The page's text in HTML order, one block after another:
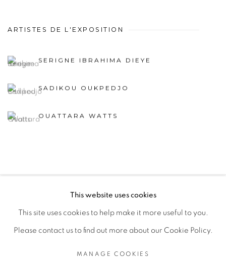
ARTISTES DE L'EXPOSITION
SERIGNE IBRAHIMA DIEYE
SADIKOU OUKPEDJO
OUATTARA WATTS
MANAGE COOKIES
COPYRIGHT © 2026 GALERIE CÉCILE FAKHOURY
SITE BY ARTLOGIC
This website uses cookies
This site uses cookies to help make it more useful to you.
Please contact us to find out more about our Cookie Policy.
MANAGE COOKIES